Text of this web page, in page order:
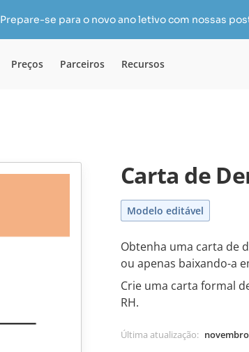
Prepare-se para o novo ano letivo com nossas
Preços Parceiros Recursos
Carta de
Modelo editável
Obtenha uma carta de
ou apenas baixando-a
Crie uma carta formal
RH.
Última atualização: